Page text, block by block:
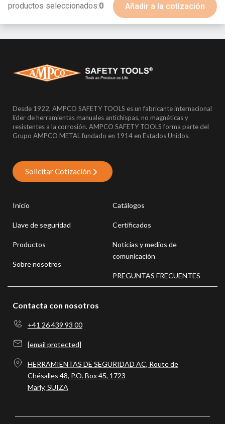
productos seleccionados:0 Añadir a la cotización
Desde 1922, AMPCO SAFETY TOOLS es un fabricante internacional
líder de herramientas manuales antichispas, no magnéticas y
resistentes a la corrosión. AMPCO SAFETY TOOLS forma parte del
Grupo AMPCO METAL fundado en 1914 en Estados Unidos.
Solicitar Cotización
Inicio
Llave de seguridad
Productos
Sobre nosotros
Catálogos
Certificados
Noticias y medios de
comunicación
PREGUNTAS FRECUENTES
Contacta con nosotros
+41 26 439 93 00
[email protected]
HERRAMIENTAS DE SEGURIDAD AC, Route de
Chésalles 48, P.O. Box 45, 1723
Marly, SUIZA